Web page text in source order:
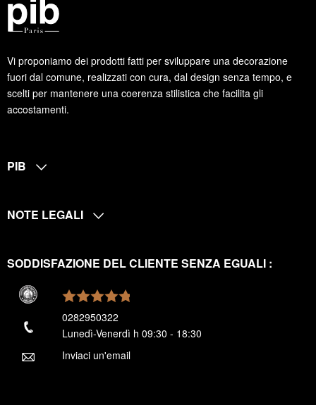
Vi proponiamo dei prodotti fatti per sviluppare una decorazione
fuori dal comune, realizzati con cura, dal design senza tempo, e
scelti per mantenere una coerenza stilistica che facilita gli
accostamenti.
PIB
NOTE LEGALI
SODDISFAZIONE DEL CLIENTE SENZA EGUALI :
0282950322
Lunedì-Venerdì h 09:30 - 18:30
Inviaci un'email